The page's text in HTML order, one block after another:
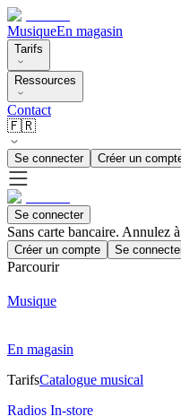
MusiqueEn magasin
Tarifs
Ressources
Contact
🇫🇷
Se connecter Créer un
Se connecter
Sans carte bancaire. Annulez
Créer un compte Se
Parcourir
Musique
En magasin
TarifsCatalogue musical
Radios In-store